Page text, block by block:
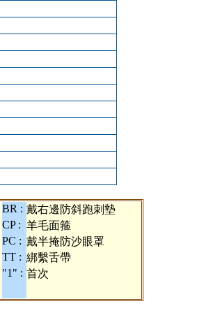
BR : 戴右邊防斜跑刺墊
CP : 羊毛面箍
PC : 戴半掩防沙眼罩
TT : 綁繫舌帶
"1" : 首次